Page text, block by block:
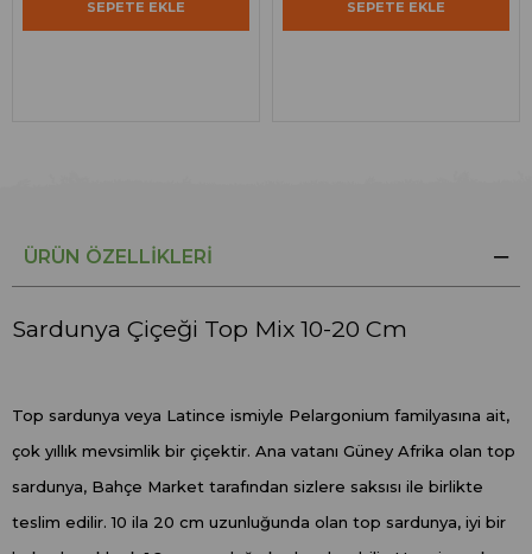
SEPETE EKLE SEPETE EKLE
ÜRÜN ÖZELLIKLERI
Sardunya Çiçeği Top Mix 10-20 Cm
Top sardunya veya Latince ismiyle Pelargonium familyasına ait,
çok yıllık mevsimlik bir çiçektir. Ana vatanı Güney Afrika olan top
sardunya, Bahçe Market tarafından sizlere saksısı ile birlikte
teslim edilir. 10 ila 20 cm uzunluğunda olan top sardunya, iyi bir